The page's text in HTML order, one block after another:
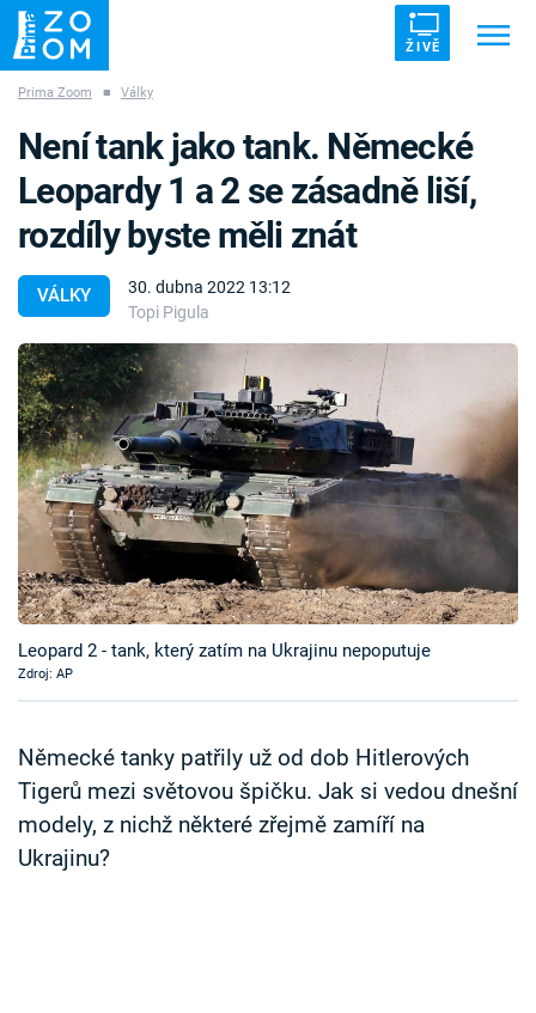
ŽIVĚ
ZÁHADY VETŘELCI DÁVNOVĚKU
Témata
Témata
Pořady
TV Program
Časopis
Sledujte prima+
Sledujte nás
Prima Zoom ■ Války
VÁLKY
30. dubna 2022 13:12
Topi Pigula
Není tank jako tank. Německé
Leopardy 1 a 2 se zásadně liší,
rozdíly byste měli znát
Leopard 2 - tank, který zatím na Ukrajinu nepoputuje
Zdroj: AP
Německé tanky patřily už od dob Hitlerových
Tigerů mezi světovou špičku. Jak si vedou dnešní
modely, z nichž některé zřejmě zamíří na
Ukrajinu?